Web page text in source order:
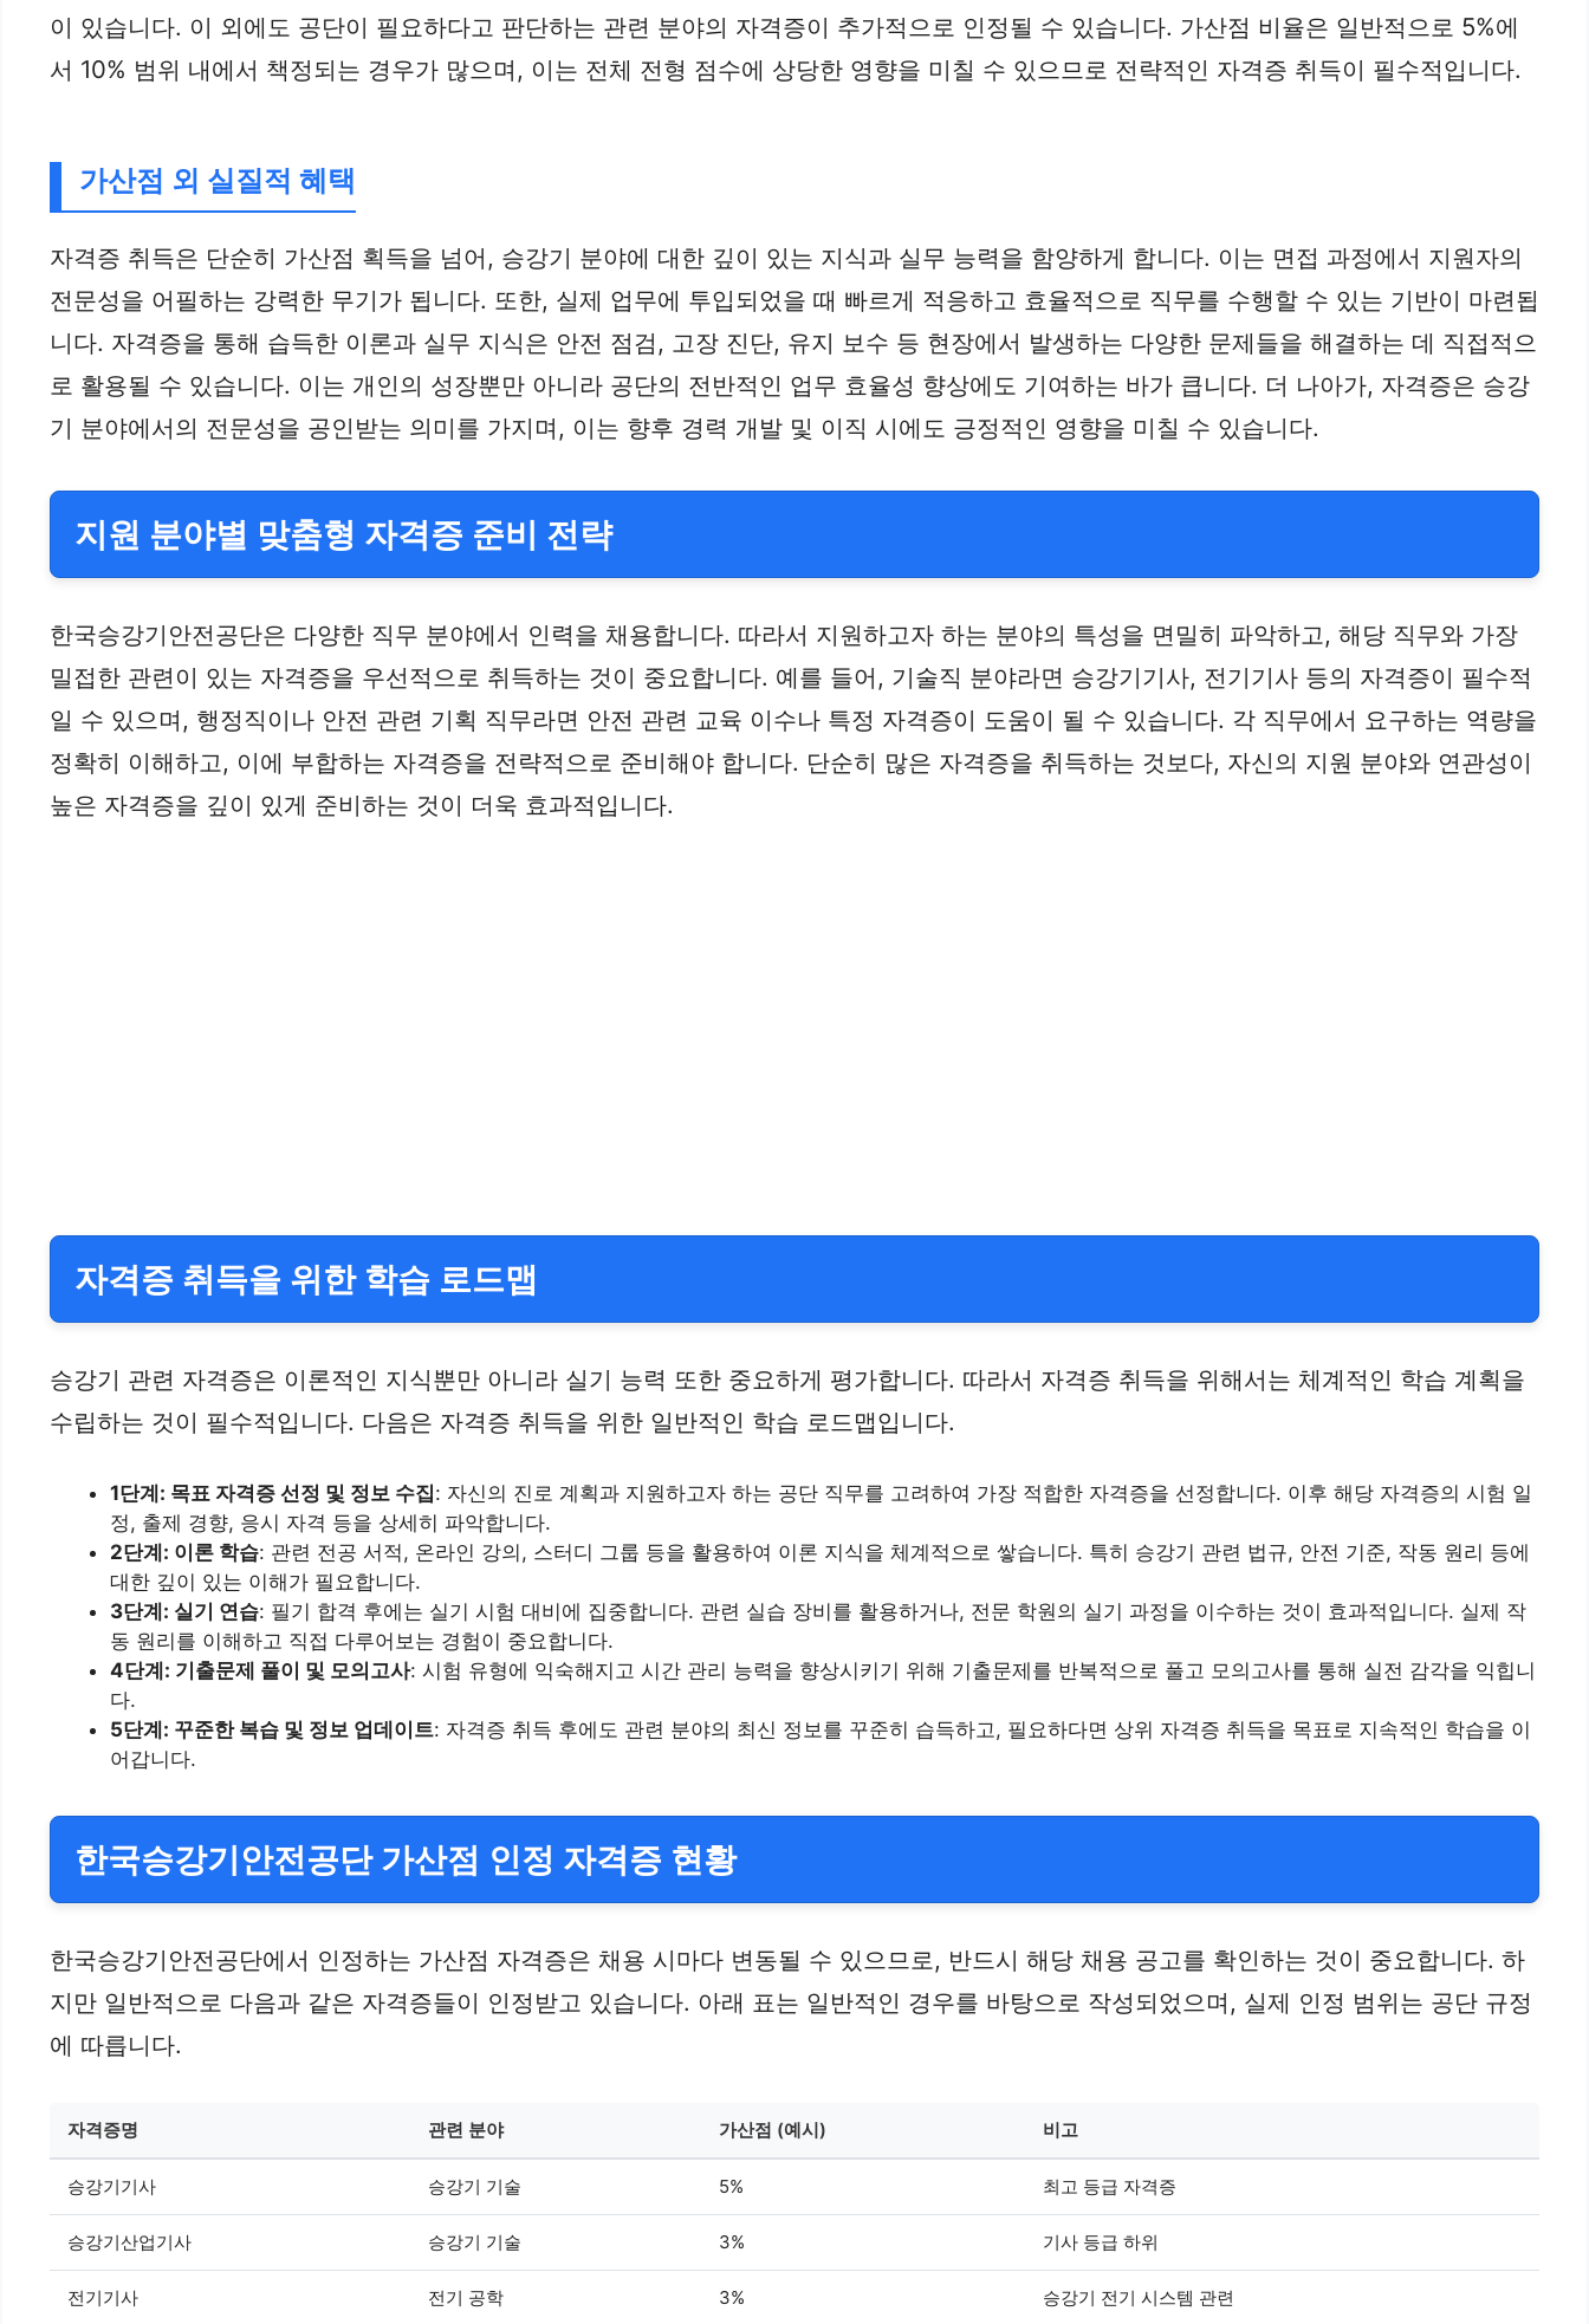
이 있습니다. 이 외에도 공단이 필요하다고 판단하는 관련 분야의 자격증이 추가적으로 인정될 수 있습니다. 가산점 비율은 일반적으로 5%에
서 10% 범위 내에서 책정되는 경우가 많으며, 이는 전체 전형 점수에 상당한 영향을 미칠 수 있으므로 전략적인 자격증 취득이 필수적입니다.
가산점 외 실질적 혜택
자격증 취득은 단순히 가산점 획득을 넘어, 승강기 분야에 대한 깊이 있는 지식과 실무 능력을 함양하게 합니다. 이는 면접 과정에서 지원자의
전문성을 어필하는 강력한 무기가 됩니다. 또한, 실제 업무에 투입되었을 때 빠르게 적응하고 효율적으로 직무를 수행할 수 있는 기반이 마련됩
니다. 자격증을 통해 습득한 이론과 실무 지식은 안전 점검, 고장 진단, 유지 보수 등 현장에서 발생하는 다양한 문제들을 해결하는 데 직접적으
로 활용될 수 있습니다. 이는 개인의 성장뿐만 아니라 공단의 전반적인 업무 효율성 향상에도 기여하는 바가 큽니다. 더 나아가, 자격증은 승강
기 분야에서의 전문성을 공인받는 의미를 가지며, 이는 향후 경력 개발 및 이직 시에도 긍정적인 영향을 미칠 수 있습니다.
지원 분야별 맞춤형 자격증 준비 전략
한국승강기안전공단은 다양한 직무 분야에서 인력을 채용합니다. 따라서 지원하고자 하는 분야의 특성을 면밀히 파악하고, 해당 직무와 가장
밀접한 관련이 있는 자격증을 우선적으로 취득하는 것이 중요합니다. 예를 들어, 기술직 분야라면 승강기기사, 전기기사 등의 자격증이 필수적
일 수 있으며, 행정직이나 안전 관련 기획 직무라면 안전 관련 교육 이수나 특정 자격증이 도움이 될 수 있습니다. 각 직무에서 요구하는 역량을
정확히 이해하고, 이에 부합하는 자격증을 전략적으로 준비해야 합니다. 단순히 많은 자격증을 취득하는 것보다, 자신의 지원 분야와 연관성이
높은 자격증을 깊이 있게 준비하는 것이 더욱 효과적입니다.
자격증 취득을 위한 학습 로드맵
승강기 관련 자격증은 이론적인 지식뿐만 아니라 실기 능력 또한 중요하게 평가합니다. 따라서 자격증 취득을 위해서는 체계적인 학습 계획을
수립하는 것이 필수적입니다. 다음은 자격증 취득을 위한 일반적인 학습 로드맵입니다.
1단계: 목표 자격증 선정 및 정보 수집: 자신의 진로 계획과 지원하고자 하는 공단 직무를 고려하여 가장 적합한 자격증을 선정합니다. 이후 해당 자격증의 시험 일
정, 출제 경향, 응시 자격 등을 상세히 파악합니다.
2단계: 이론 학습: 관련 전공 서적, 온라인 강의, 스터디 그룹 등을 활용하여 이론 지식을 체계적으로 쌓습니다. 특히 승강기 관련 법규, 안전 기준, 작동 원리 등에
대한 깊이 있는 이해가 필요합니다.
3단계: 실기 연습: 필기 합격 후에는 실기 시험 대비에 집중합니다. 관련 실습 장비를 활용하거나, 전문 학원의 실기 과정을 이수하는 것이 효과적입니다. 실제 작
동 원리를 이해하고 직접 다루어보는 경험이 중요합니다.
4단계: 기출문제 풀이 및 모의고사: 시험 유형에 익숙해지고 시간 관리 능력을 향상시키기 위해 기출문제를 반복적으로 풀고 모의고사를 통해 실전 감각을 익힙니
다.
5단계: 꾸준한 복습 및 정보 업데이트: 자격증 취득 후에도 관련 분야의 최신 정보를 꾸준히 습득하고, 필요하다면 상위 자격증 취득을 목표로 지속적인 학습을 이
어갑니다.
한국승강기안전공단 가산점 인정 자격증 현황
한국승강기안전공단에서 인정하는 가산점 자격증은 채용 시마다 변동될 수 있으므로, 반드시 해당 채용 공고를 확인하는 것이 중요합니다. 하
지만 일반적으로 다음과 같은 자격증들이 인정받고 있습니다. 아래 표는 일반적인 경우를 바탕으로 작성되었으며, 실제 인정 범위는 공단 규정
에 따릅니다.
자격증명 관련 분야 가산점 (예시) 비고
승강기기사 승강기 기술 5% 최고 등급 자격증
승강기산업기사 승강기 기술 3% 기사 등급 하위
전기기사 전기 공학 3% 승강기 전기 시스템 관련